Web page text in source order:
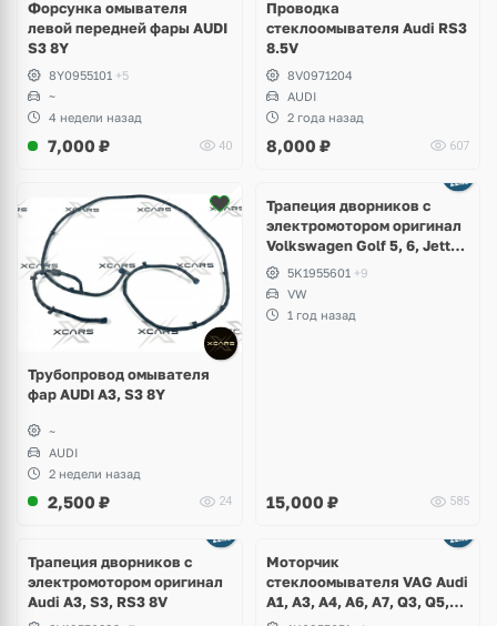
Форсунка омывателя
левой передней фары AUDI
S3 8Y
8Y0955101 +5
~
4 недели назад
7,000 ₽ 40
Проводка
стеклоомывателя Audi RS3
8.5V
8V0971204
AUDI
2 года назад
8,000 ₽ 607
Трубопровод омывателя
фар AUDI A3, S3 8Y
~
AUDI
2 недели назад
2,500 ₽ 24
1 фото
Трапеция дворников с
электромотором оригинал
Volkswagen Golf 5, 6, Jetta,
Scirocco, Eos
5K1955601 +9
VW
1 год назад
15,000 ₽ 585
Трапеция дворников с
электромотором оригинал
Audi A3, S3, RS3 8V
Моторчик
стеклоомывателя VAG Audi
A1, A3, A4, A6, A7, Q3, Q5,
Q7, Q8, Volkswagen Golf,